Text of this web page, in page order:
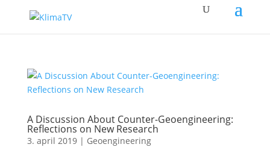
A Discussion About Counter-Geoengineering:
Reflections on New Research
3. april 2019| Geoengineering